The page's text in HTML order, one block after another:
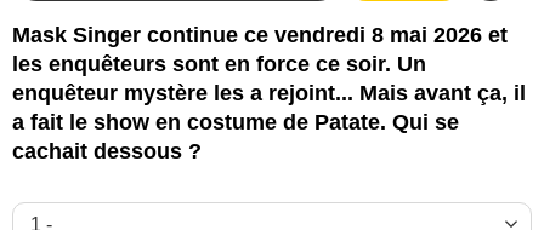
Mask Singer continue ce vendredi 8 mai 2026 et
les enquêteurs sont en force ce soir. Un
enquêteur mystère les a rejoint... Mais avant ça, il
a fait le show en costume de Patate. Qui se
cachait dessous ?